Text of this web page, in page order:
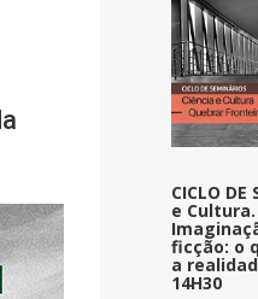
CICLO
e
ficção: o
a
14H30